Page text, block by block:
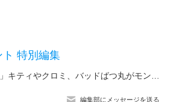
ト 特別編集
編集部にメッセージを送る